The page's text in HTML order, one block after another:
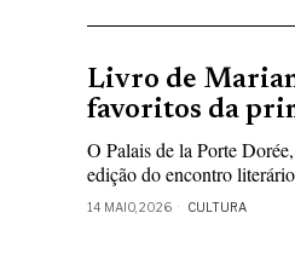
Livro de
favoritos da
O Palais de la Porte
edição do encontro
14 MAIO, 2026 CULTURA